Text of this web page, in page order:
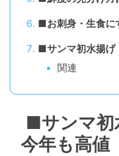
■お刺身・生食に
■サンマ初水揚
関連
■サンマ
今年も高値